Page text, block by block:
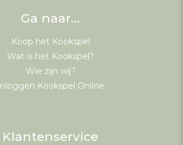
Ga naar…
Koop het Kookspel
Wat is het Kookspel?
Wie zijn wij?
Inloggen Kookspel Online
Klantenservice